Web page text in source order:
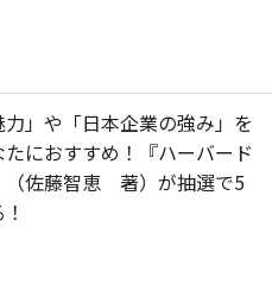
力」や「日本企業の強み」を
におすすめ！『ハーバード
（佐藤智恵 著）が抽選で5